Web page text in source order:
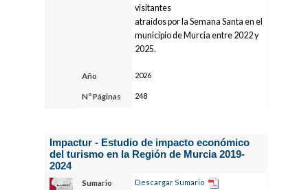
visitantes
atraídos por la Semana Santa en el
municipio de Murcia entre 2022 y
2025.
Año 2026
Nº Páginas 248
Impactur - Estudio de impacto económico
del turismo en la Región de Murcia 2019-
2024
Sumario Descargar Sumario